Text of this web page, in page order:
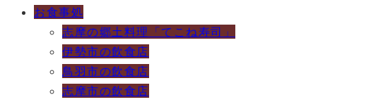
お食事処
志摩の郷土料理「てこね寿司」
伊勢市の飲食店
鳥羽市の飲食店
志摩市の飲食店